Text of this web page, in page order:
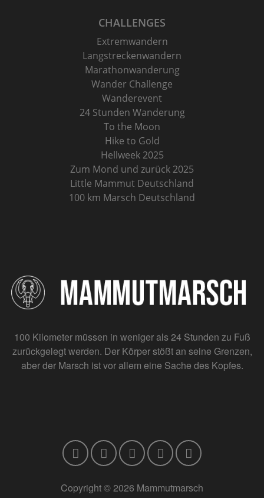
CHALLENGES
Extremwandern
Langstreckenwandern
Marathonwanderung
Wander Challenge
Wanderevent
24 Stunden Wanderung
To the Moon
Hike to Gold
Hellweek 2025
Zum Mond und zurück 2025
Little Mammut Deutschland
100 km Marsch Deutschland
100 Kilometer müssen in weniger als 24 Stunden zu Fuß
zurückgelegt werden. Der Körper stößt an seine Grenzen,
aber der Marsch ist vor allem eine Sache des Kopfes.
Copyright © 2026 Mammutmarsch